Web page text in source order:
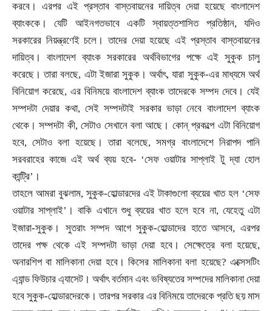
করবে। এরপর এই প্রস্তাব বাস্তবায়নের দায়িত্ব দেয়া হয়েছে বাংলাদেশ
ব্যাংককে। যেটি আইনগতভাবে একটি স্বায়ত্তশাসিত প্রতিষ্ঠান,যদিও
সরকারের নিয়ন্ত্রণেই চলে। তাদের দেয়া হয়েছে এই প্রস্তাব বাস্তবায়নের
দায়িত্ব। বাংলাদেশ ব্যাংক সরকারের অর্থবিভাগের পক্ষে এই সুকুক চালু
করেছে। তারা বলছে, এটা ইজারা সুকুক। অর্থাৎ,যারা সুকুক-এর মাধ্যমে অর্থ
বিনিয়োগ করেছে, এর বিনিময়ে বাংলাদেশ ব্যাংক তাদেরকে সম্পদ দেবে। যেই
সম্পদটা দেয়ার কথা,সেই সম্পদটাই সরকার ভাড়া নেবে বাংলাদেশ ব্যাংক
থেকে। সম্পদটা কী,সেটাও সেখানে বলা আছে। কোন্ প্রকল্পে এটা বিনিয়োগ
হবে,সেটাও বলা হয়েছে। তারা বলেছে,সমগ্র বাংলাদেশে নিরাপদ পানি
সরবরাহের কাজে এই অর্থ ব্যয় হবে- ‘সেফ ওয়াটার সাপ্লাই টু দ্যা হোল
কান্ট্রি’।
তাহলে আমরা বুঝলাম, সুকুক-হোল্ডারদের এই টাকাগুলো ব্যয়ের খাত হল ‘সেফ
ওয়াটার সাপ্লাই’। বাকি এখানে শুধু ব্যয়ের খাত হলে হবে না, যেহেতু এটা
ইজারা-সুকুক । সুতরাং সম্পদ আগে সুকুক-হোল্ডাদের হাতে আসবে,এরপর
তাদের পক্ষ থেকে এই সম্পদটা ভাড়া দেয়া হবে। সেক্ষেত্রে বলা হয়েছে,
অনারশিপ বা মালিকানা দেয়া হবে। কিসের মালিকানা বলা হয়েছে?এক্সেসটিং
এ্যান্ড ফিউচার এ্যাসেট। অর্থাৎ বর্তমান এবং ভবিষ্যতের সম্পদের মালিকানা দেয়া
হবে সুকুক-হোল্ডারদেরকে। তারপর সরকার এর বিনিময়ে তাদেরকে প্রতি ছয় মাস